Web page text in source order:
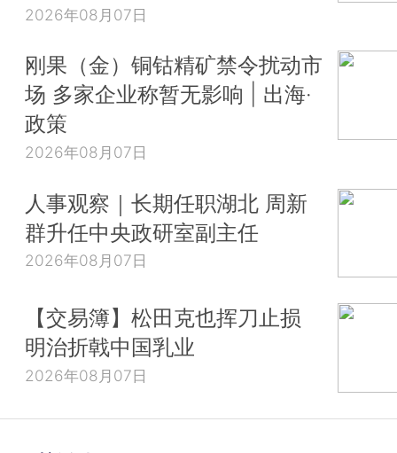
2026年08月07日
刚果（金）铜钴精矿禁令扰动市
场 多家企业称暂无影响 | 出海·
政策
2026年08月07日
人事观察｜长期任职湖北 周新
群升任中央政研室副主任
2026年08月07日
【交易簿】松田克也挥刀止损
明治折戟中国乳业
2026年08月07日